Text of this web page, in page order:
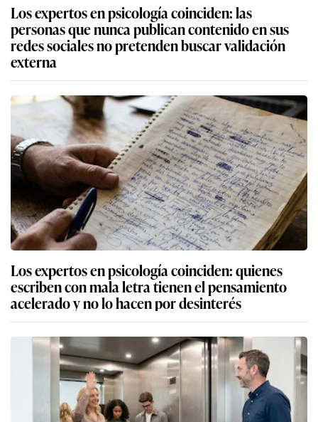
Los expertos en psicología coinciden: las
personas que nunca publican contenido en sus
redes sociales no pretenden buscar validación
externa
Los expertos en psicología coinciden: quienes
escriben con mala letra tienen el pensamiento
acelerado y no lo hacen por desinterés